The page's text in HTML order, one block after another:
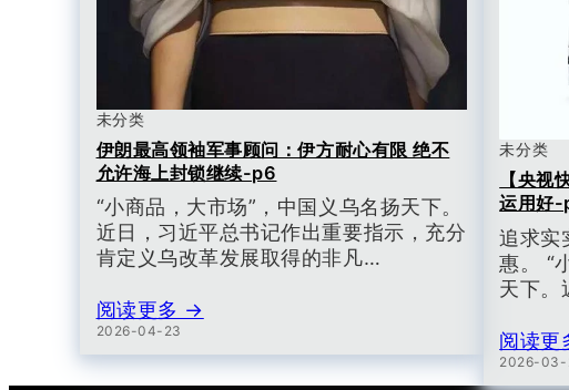
未分类
伊朗最高领袖军事顾问：伊方耐心有限 绝不
允许海上封锁继续-p6
“小商品，大市场”，中国义乌名扬天下。
近日，习近平总书记作出重要指示，充分
肯定义乌改革发展取得的非凡…
阅读更多 →
2026-04-23
未分类
【央视
运用好-
追求实
惠。 “
天下。
阅读
2026-03-